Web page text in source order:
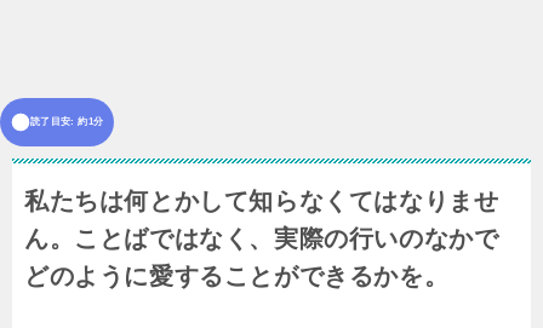
読了目安: 約1分
私たちは何とかして知らなくてはなりませ
ん。ことばではなく、実際の行いのなかで
どのように愛することができるかを。